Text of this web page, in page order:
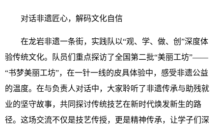
对话非遗匠心，解码文化自信
在龙岩非遗一条街，实践队以“观、学、做、创”深度体
验传统文化。队员们重点探访了全国第二批“美丽工坊”——
“书梦美丽工坊”，在一针一线的皮具体验中，感受非遗公益
的温度。在与负责人对话中，大家聆听了非遗传承与助残就
业的坚守故事，共同探讨传统技艺在新时代焕发新生的路
径。这场交流不仅是技艺传授，更是精神传承，让学子们深